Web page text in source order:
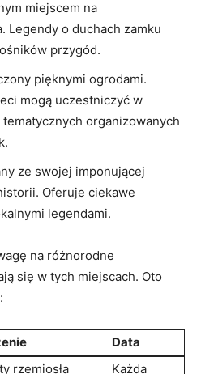
miejscem na
Legendy o duchach zamku
przygód.
pięknymi ogrodami.
mogą uczestniczyć w
organizowanych
ze swojej imponującej
Oferuje ciekawe
legendami.
na różnorodne
się w tych miejscach. Oto
Data
rzemiosła Każda